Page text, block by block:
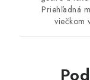
Priehľadná
viečkom